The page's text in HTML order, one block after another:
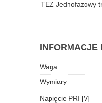
TEZ Jednofazowy
INFORMACJE
Waga
Wymiary
Napięcie PRI [V]